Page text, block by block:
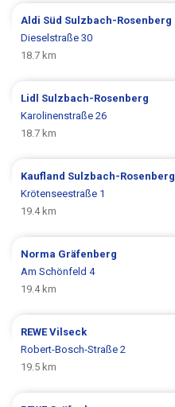
Aldi Süd Sulzbach-Rosenberg
Dieselstraße 30
18.7 km
Lidl Sulzbach-Rosenberg
Karolinenstraße 26
18.7 km
Kaufland Sulzbach-Rosenberg
Krötenseestraße 1
19.4 km
Norma Gräfenberg
Am Schönfeld 4
19.4 km
REWEVilseck
Robert-Bosch-Straße 2
19.5 km